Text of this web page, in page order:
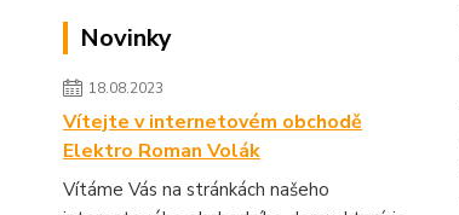
Novinky
18.08.2023
Vítejte v internetovém obchodě
Elektro Roman Volák
Vítáme Vás na stránkách našeho